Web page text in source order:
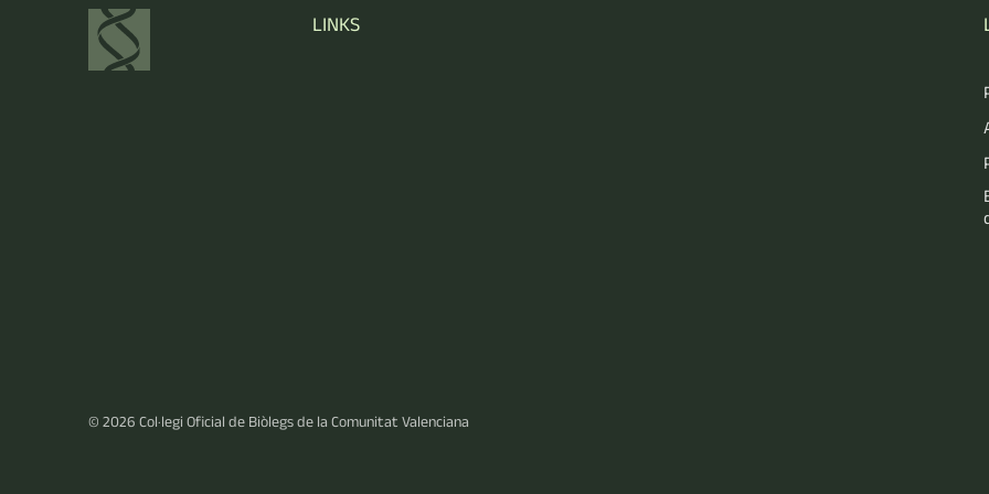
LINKS
© 2026 Col·legi Oficial de Biòlegs de la Comunitat Valenciana